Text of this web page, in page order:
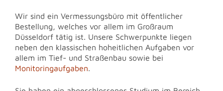
Wir sind ein Vermessungsbüro mit öffentlicher
Bestellung, welches vor allem im Großraum
Düsseldorf tätig ist. Unsere Schwerpunkte liegen
neben den klassischen hoheitlichen Aufgaben vor
allem im Tief- und Straßenbau sowie bei
Monitoringaufgaben.